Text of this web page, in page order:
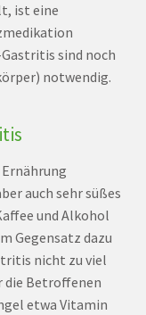
ist eine
sind noch
notwendig.
auch sehr süßes
und Alkohol
Gegensatz dazu
nicht zu viel
die Betroffenen
etwa Vitamin